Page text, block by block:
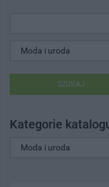
SZUKAJ
Kategorie